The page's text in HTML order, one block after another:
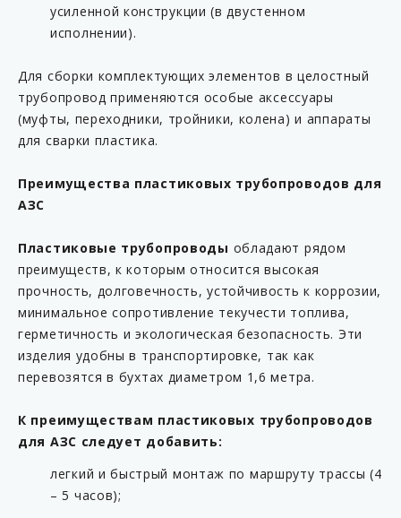
KP C15-63MS-AB
KP C16-54F
KP C16-63F
KP C16-63FL
KP C16-63ML
KP C16-90M
KP C17-54F
KP C17-54M
KP C17-63FL
KP C17-63M
KP C17-90F
KP C17-90M
KP C20-54
усиленной конструкции (в двустенном
исполнении).
Для сборки комплектующих элементов в целостный
трубопровод применяются особые аксессуары
(муфты, переходники, тройники, колена) и аппараты
для сварки пластика.
Преимущества пластиковых трубопроводов для
АЗС
Пластиковые трубопроводы обладают рядом
преимуществ, к которым относится высокая
прочность, долговечность, устойчивость к коррозии,
минимальное сопротивление текучести топлива,
герметичность и экологическая безопасность. Эти
изделия удобны в транспортировке, так как
перевозятся в бухтах диаметром 1,6 метра.
К преимуществам пластиковых трубопроводов
для АЗС следует добавить:
легкий и быстрый монтаж по маршруту трассы (4
– 5 часов);